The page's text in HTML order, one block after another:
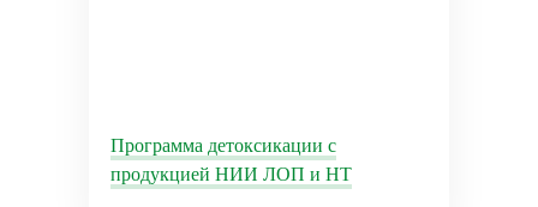
Программа детоксикации с
продукцией НИИ ЛОП и НТ